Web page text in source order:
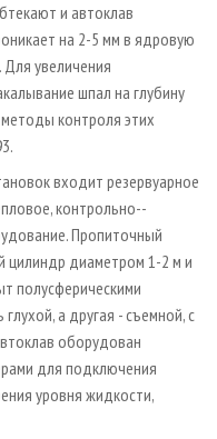
и автоклав
на 2-5 мм в ядровую
Для увеличения
шпал на глубину
контроля этих
входит резервуарное
контрольно-­
Пропиточный
цилиндр диаметром 1-2 м и
полусферическими
а другая - съемной, с
оборудован
для подключения
уровня жидкости,